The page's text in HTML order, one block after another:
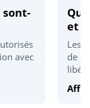
<5km
<5km
<5km
sont-
avec
et
Les
de